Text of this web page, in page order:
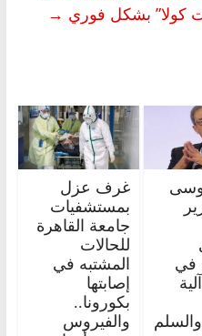
كولا” بشكل فوري →
في
غرف عزل
بمستشفيات
جامعة القاهرة
للحالات
المشتبه في
إصابتها
بكورونا..
والفيروس